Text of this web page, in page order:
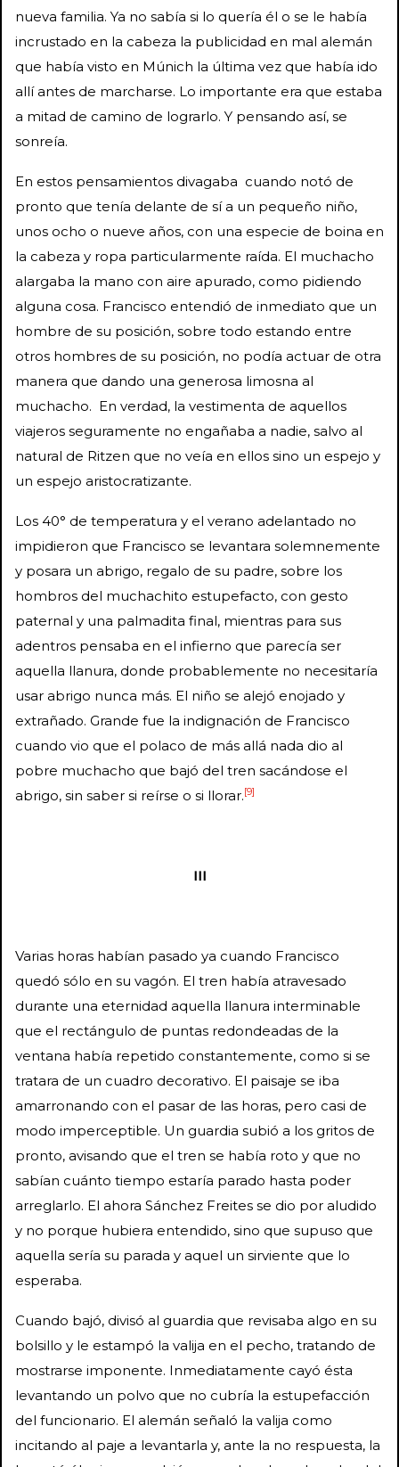
nueva familia. Ya no sabía si lo quería él o se le había
incrustado en la cabeza la publicidad en mal alemán
que había visto en Múnich la última vez que había ido
allí antes de marcharse. Lo importante era que estaba
a mitad de camino de lograrlo. Y pensando así, se
sonreía.
En estos pensamientos divagaba cuando notó de
pronto que tenía delante de sí a un pequeño niño,
unos ocho o nueve años, con una especie de boina en
la cabeza y ropa particularmente raída. El muchacho
alargaba la mano con aire apurado, como pidiendo
alguna cosa. Francisco entendió de inmediato que un
hombre de su posición, sobre todo estando entre
otros hombres de su posición, no podía actuar de otra
manera que dando una generosa limosna al
muchacho. En verdad, la vestimenta de aquellos
viajeros seguramente no engañaba a nadie, salvo al
natural de Ritzen que no veía en ellos sino un espejo y
un espejo aristocratizante.
Los 40° de temperatura y el verano adelantado no
impidieron que Francisco se levantara solemnemente
y posara un abrigo, regalo de su padre, sobre los
hombros del muchachito estupefacto, con gesto
paternal y una palmadita final, mientras para sus
adentros pensaba en el infierno que parecía ser
aquella llanura, donde probablemente no necesitaría
usar abrigo nunca más. El niño se alejó enojado y
extrañado. Grande fue la indignación de Francisco
cuando vio que el polaco de más allá nada dio al
pobre muchacho que bajó del tren sacándose el
abrigo, sin saber si reírse o si llorar.[9]
III
Varias horas habían pasado ya cuando Francisco
quedó sólo en su vagón. El tren había atravesado
durante una eternidad aquella llanura interminable
que el rectángulo de puntas redondeadas de la
ventana había repetido constantemente, como si se
tratara de un cuadro decorativo. El paisaje se iba
amarronando con el pasar de las horas, pero casi de
modo imperceptible. Un guardia subió a los gritos de
pronto, avisando que el tren se había roto y que no
sabían cuánto tiempo estaría parado hasta poder
arreglarlo. El ahora Sánchez Freites se dio por aludido
y no porque hubiera entendido, sino que supuso que
aquella sería su parada y aquel un sirviente que lo
esperaba.
Cuando bajó, divisó al guardia que revisaba algo en su
bolsillo y le estampó la valija en el pecho, tratando de
mostrarse imponente. Inmediatamente cayó ésta
levantando un polvo que no cubría la estupefacción
del funcionario. El alemán señaló la valija como
incitando al paje a levantarla y, ante la no respuesta, la